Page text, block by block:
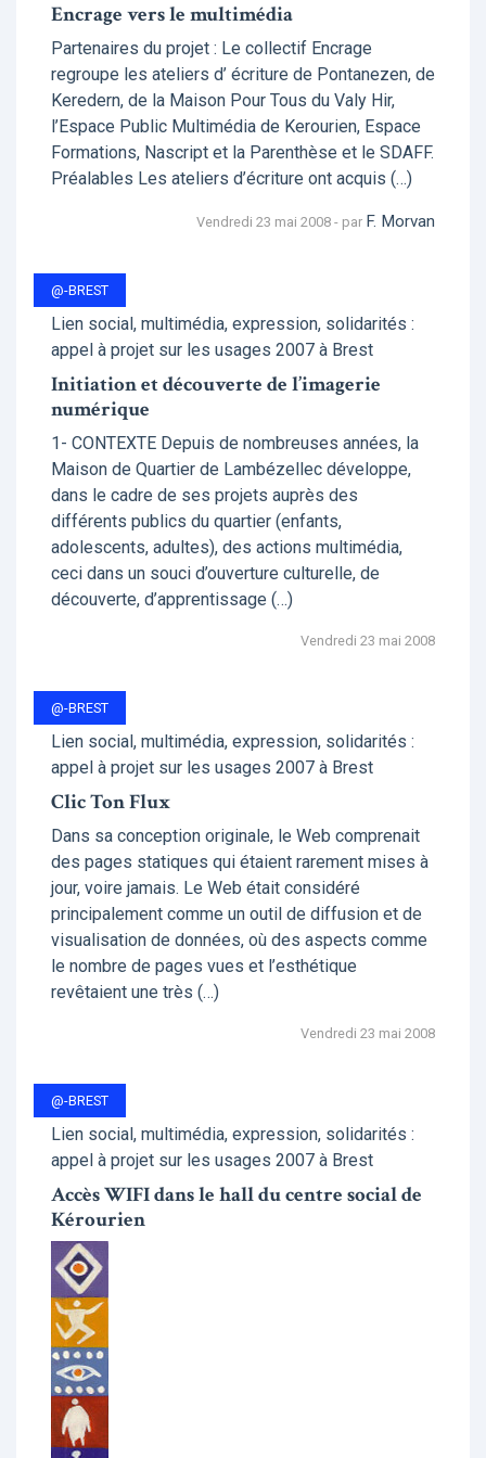
Encrage vers le multimédia
Partenaires du projet : Le collectif Encrage
regroupe les ateliers d’ écriture de Pontanezen, de
Keredern, de la Maison Pour Tous du Valy Hir,
l’Espace Public Multimédia de Kerourien, Espace
Formations, Nascript et la Parenthèse et le SDAFF.
Préalables Les ateliers d’écriture ont acquis (…)
Vendredi 23 mai 2008 - par F. Morvan
@-BREST
Lien social, multimédia, expression, solidarités :
appel à projet sur les usages 2007 à Brest
Initiation et découverte de l’imagerie
numérique
1- CONTEXTE Depuis de nombreuses années, la
Maison de Quartier de Lambézellec développe,
dans le cadre de ses projets auprès des
différents publics du quartier (enfants,
adolescents, adultes), des actions multimédia,
ceci dans un souci d’ouverture culturelle, de
découverte, d’apprentissage (…)
Vendredi 23 mai 2008
@-BREST
Lien social, multimédia, expression, solidarités :
appel à projet sur les usages 2007 à Brest
Clic Ton Flux
Dans sa conception originale, le Web comprenait
des pages statiques qui étaient rarement mises à
jour, voire jamais. Le Web était considéré
principalement comme un outil de diffusion et de
visualisation de données, où des aspects comme
le nombre de pages vues et l’esthétique
revêtaient une très (…)
Vendredi 23 mai 2008
@-BREST
Lien social, multimédia, expression, solidarités :
appel à projet sur les usages 2007 à Brest
Accès WIFI dans le hall du centre social de
Kérourien